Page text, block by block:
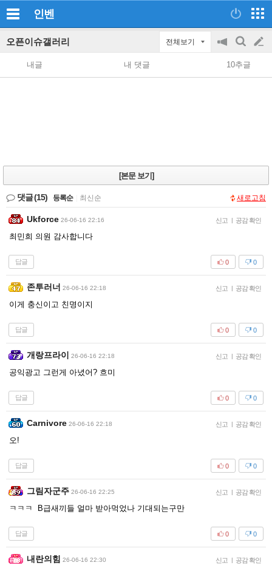
인벤
오픈이슈갤러리 전체보기
공
지
on/off
검
색
글
쓰
내글 내 댓글 10추글
[본문 보기]
댓글(15) 등록순 최신순 새로고침
Ukforce 26-06-16 22:16 신고 | 공감 확인
최민희 의원 감사합니다
답글 0
0
존투러너 26-06-16 22:18 신고 | 공감 확인
이게 충신이고 친명이지
답글 0
0
개랑프라이 26-06-16 22:18 신고 | 공감 확인
공익광고 그런게 아녔어? 흐미
답글 0
0
Carnivore 26-06-16 22:18 신고 | 공감 확인
오!
답글 0
0
그림자군주 26-06-16 22:25 신고 | 공감 확인
ㅋㅋㅋ B급새끼들 얼마 받아먹었나 기대되는구만
답글 0
0
내란의힘 26-06-16 22:30 신고 | 공감 확인